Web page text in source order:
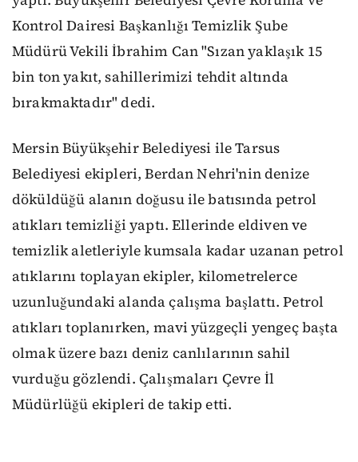
Kontrol Dairesi Başkanlığı Temizlik Şube
Müdürü Vekili İbrahim Can "Sızan yaklaşık 15
bin ton yakıt, sahillerimizi tehdit altında
bırakmaktadır" dedi.
Mersin Büyükşehir Belediyesi ile Tarsus
Belediyesi ekipleri, Berdan Nehri'nin denize
döküldüğü alanın doğusu ile batısında petrol
atıkları temizliği yaptı. Ellerinde eldiven ve
temizlik aletleriyle kumsala kadar uzanan petrol
atıklarını toplayan ekipler, kilometrelerce
uzunluğundaki alanda çalışma başlattı. Petrol
atıkları toplanırken, mavi yüzgeçli yengeç başta
olmak üzere bazı deniz canlılarının sahil
vurduğu gözlendi. Çalışmaları Çevre İl
Müdürlüğü ekipleri de takip etti.